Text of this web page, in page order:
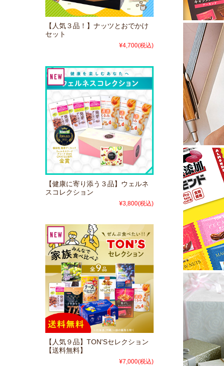
【人気３品！】ナッツとおでかけ
セット
¥4,700(税込)
【健康に寄り添う３品】ウェルネ
スコレクション
¥3,800(税込)
【人気９品】TON'Sセレクション
【送料無料】
¥7,000(税込)